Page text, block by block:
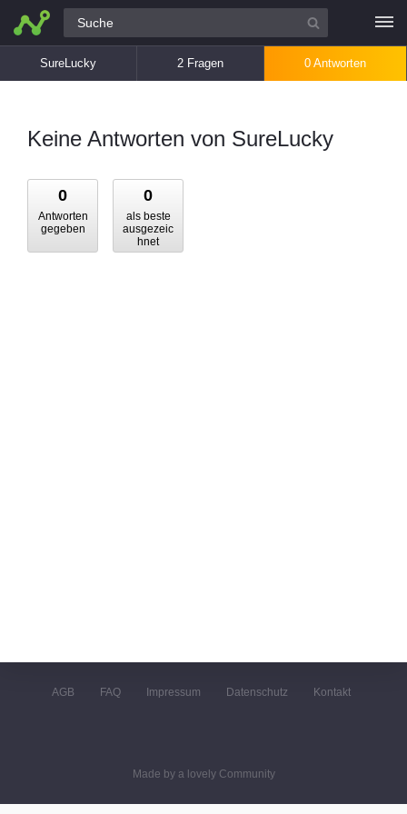
Alle Fragen
SureLucky 2 Fragen 0 Antworten
Keine Antworten von SureLucky
0
Antworten
gegeben
0
als beste
ausgezeic
hnet
AGB FAQ Impressum Datenschutz Kontakt
Made by a lovely Community